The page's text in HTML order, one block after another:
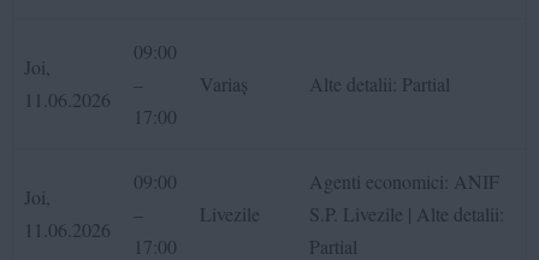
Joi,
11.06.2026
09:00
–
17:00
Variaș Alte detalii: Partial
Joi,
11.06.2026
09:00
–
17:00
Livezile
Agenti economici: ANIF
S.P. Livezile | Alte detalii:
Partial